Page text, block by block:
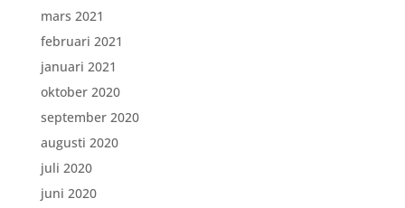
mars 2021
februari 2021
januari 2021
oktober 2020
september 2020
augusti 2020
juli 2020
juni 2020